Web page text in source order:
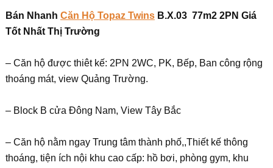
Bán Nhanh Căn Hộ Topaz TwinsB.X.03 77m2 2PN Giá
Tốt Nhất Thị Trường
– Căn hộ được thiêt kế: 2PN 2WC, PK, Bếp, Ban công rộng
thoáng mát, view Quảng Trường.
– Block B cửa Đông Nam, View Tây Bắc
– Căn hộ nằm ngay Trung tâm thành phố,,Thiết kế thông
thoáng, tiện ích nội khu cao cấp: hồ bơi, phòng gym, khu